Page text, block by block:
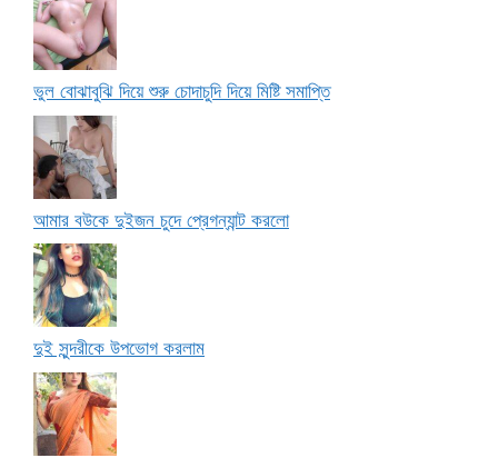
ভুল বোঝাবুঝি দিয়ে শুরু চোদাচুদি দিয়ে মিষ্টি সমাপ্তি
আমার বউকে দুইজন চুদে প্রেগন্যান্ট করলো
দুই সুন্দরীকে উপভোগ করলাম